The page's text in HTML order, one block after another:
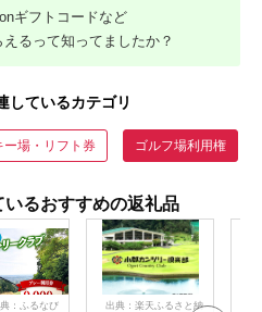
ギフトコードなど
るって知ってましたか？
しているカテゴリ
ー場・リフト券 ゴルフ場利用権
るおすすめの返礼品
：ふるなび
出典：楽天ふるさと納